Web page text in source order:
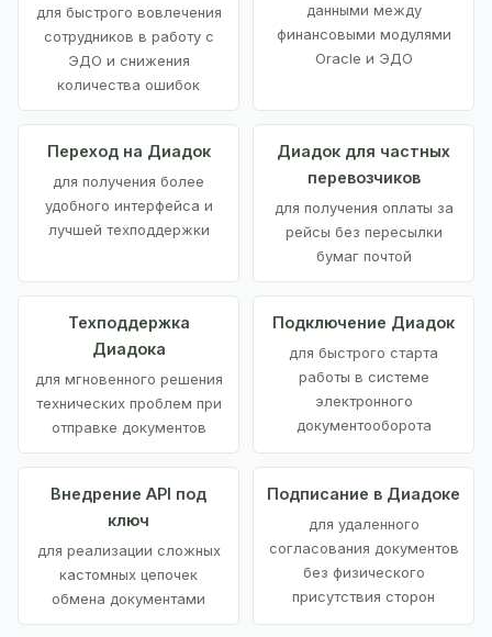
для быстрого вовлечения
сотрудников в работу с
ЭДО и снижения
количества ошибок
данными между
финансовыми модулями
Oracle и ЭДО
Переход на Диадок
для получения более
удобного интерфейса и
лучшей техподдержки
Диадок для частных
перевозчиков
для получения оплаты за
рейсы без пересылки
бумаг почтой
Техподдержка
Диадока
для мгновенного решения
технических проблем при
отправке документов
Подключение Диадок
для быстрого старта
работы в системе
электронного
документооборота
Внедрение API под
ключ
для реализации сложных
кастомных цепочек
обмена документами
Подписание в Диадоке
для удаленного
согласования документов
без физического
присутствия сторон